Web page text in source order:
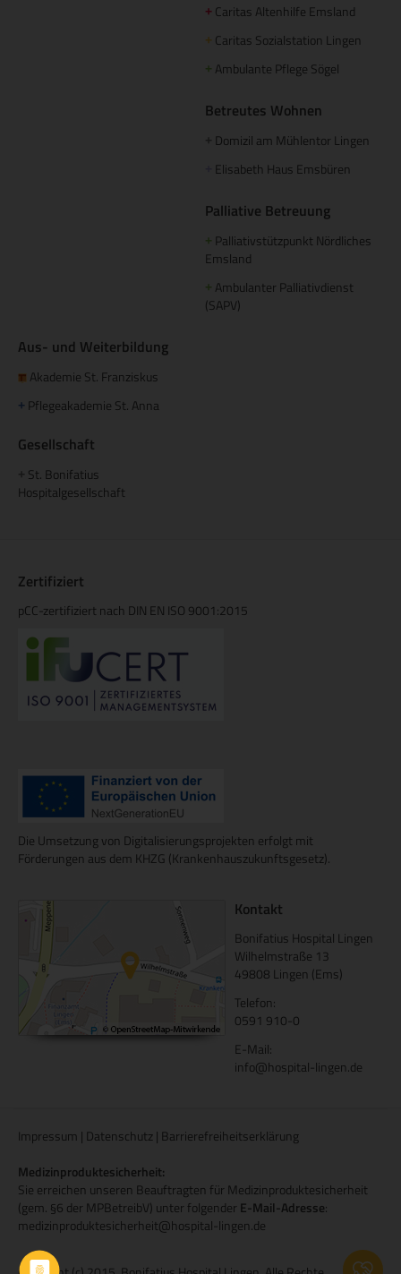
+ Caritas Altenhilfe Emsland
+ Caritas Sozialstation Lingen
+ Ambulante Pflege Sögel
Betreutes Wohnen
Domizil am Mühlentor Lingen
Elisabeth Haus Emsbüren
Palliative Betreuung
+ Palliativstützpunkt Nördliches
Emsland
+ Ambulanter Palliativdienst
(SAPV)
Aus- und Weiterbildung
Akademie St. Franziskus
+ Pflegeakademie St. Anna
Gesellschaft
St. Bonifatius
Hospitalgesellschaft
Zertifiziert
pCC-zertifiziert nach DIN EN ISO 9001:2015
Die Umsetzung von Digitalisierungsprojekten erfolgt mit
Förderungen aus dem KHZG (Krankenhauszukunftsgesetz).
Kontakt
Bonifatius Hospital Lingen
Wilhelmstraße 13
49808 Lingen (Ems)
Telefon:
0591 910-0
E-Mail:
info@hospital-lingen.de
Impressum | Datenschutz| Barrierefreiheitserklärung
Medizinproduktesicherheit:
Sie erreichen unseren Beauftragten für Medizinproduktesicherheit
(gem. §6 der MPBetreibV) unter folgender E-Mail-Adresse:
medizinproduktesicherheit@hospital-lingen.de